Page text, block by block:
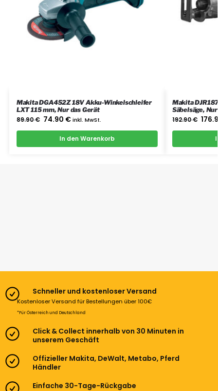
Makita DGA452Z 18V Akku-Winkelschleifer
LXT 115 mm, Nur das Gerät
89.90€ 74.90 € inkl. MwSt.
In den Warenkorb
Makita
Säbelsäge,
192.90€
Schneller und kostenloser Versand
Kostenloser Versand für Bestellungen über 100€
*Für Österreich und Deutschland
Click & Collect innerhalb von 30 Minuten in
unserem Geschäft
Offizieller Makita, DeWalt, Metabo, Pferd
Händler
Einfache 30-Tage-Rückgabe